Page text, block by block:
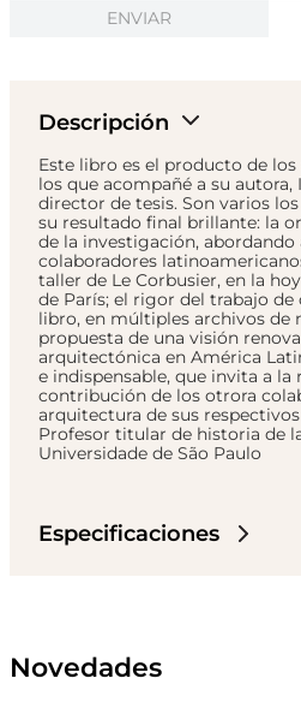
ENVIAR
Descripción
Este libro es el producto de
los que acompañé a su
director de tesis. Son varios
su resultado final brillante: la
de la investigación, abordando
colaboradores
taller de Le Corbusier, en la
de París; el rigor del trabajo
libro, en múltiples archivos de
propuesta de una visión
arquitectónica en América
e indispensable, que invita a la
contribución de los otrora
arquitectura de sus
Profesor titular de historia de
Universidade de São Paulo
Especificaciones
Novedades